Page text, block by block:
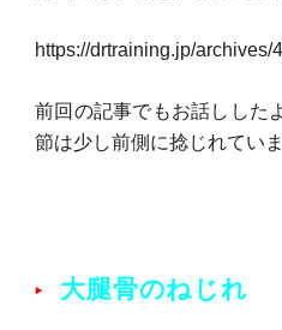
https://drtraining.jp/archives/
前回の記事でもお話しした
節は少し前側に捻じれていま
大腿骨のねじれ